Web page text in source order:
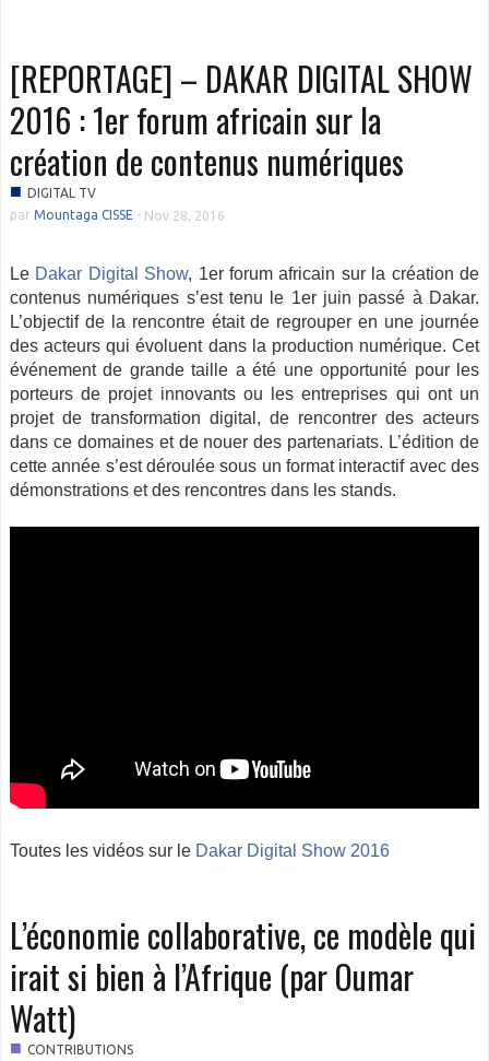
[REPORTAGE] – DAKAR DIGITAL SHOW
2016 : 1er forum africain sur la
création de contenus numériques
■
DIGITAL TV
par Mountaga CISSE - Nov 28, 2016
Le Dakar Digital Show, 1er forum africain sur la création de
contenus numériques s’est tenu le 1er juin passé à Dakar.
L’objectif de la rencontre était de regrouper en une journée
des acteurs qui évoluent dans la production numérique. Cet
événement de grande taille a été une opportunité pour les
porteurs de projet innovants ou les entreprises qui ont un
projet de transformation digital, de rencontrer des acteurs
dans ce domaines et de nouer des partenariats. L’édition de
cette année s’est déroulée sous un format interactif avec des
démonstrations et des rencontres dans les stands.
Toutes les vidéos sur le Dakar Digital Show 2016
L’économie collaborative, ce modèle qui
irait si bien à l’Afrique (par Oumar
Watt)
■ CONTRIBUTIONS